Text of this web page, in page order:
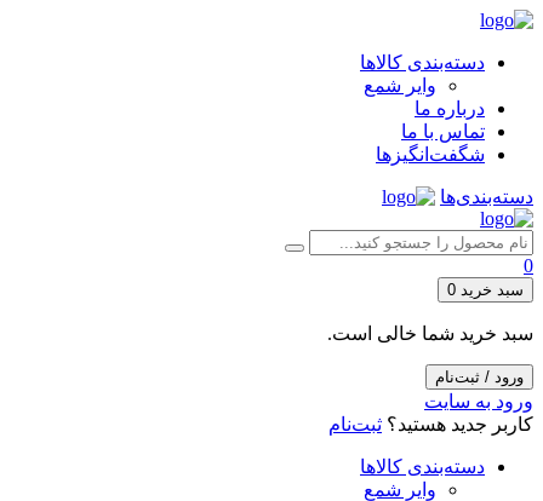
دسته‌بندی کالاها
وایر شمع
درباره ما
تماس با ما
شگفت‌انگیزها
دسته‌بندی‌ها
0
سبد خرید 0
سبد خرید شما خالی است.
ورود / ثبت‌نام
ورود به سایت
کاربر جدید هستید؟ ثبت‌نام
دسته‌بندی کالاها
وایر شمع